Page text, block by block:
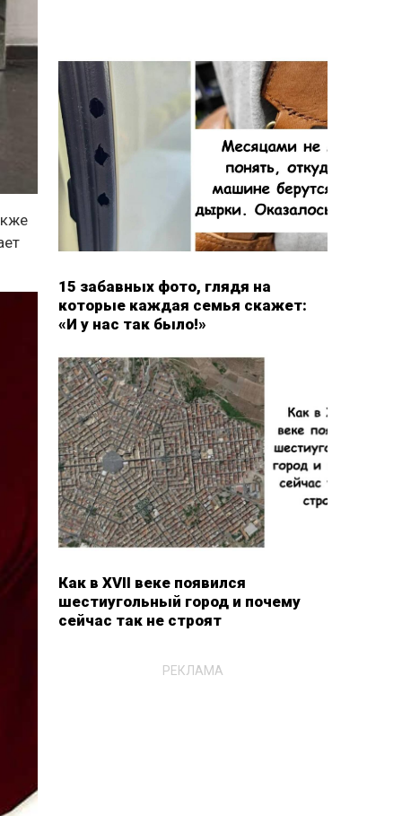
15 забавных фото, глядя на
которые каждая семья скажет:
«И у нас так было!»
Как в XVII веке появился
шестиугольный город и почему
сейчас так не строят
РЕКЛАМА